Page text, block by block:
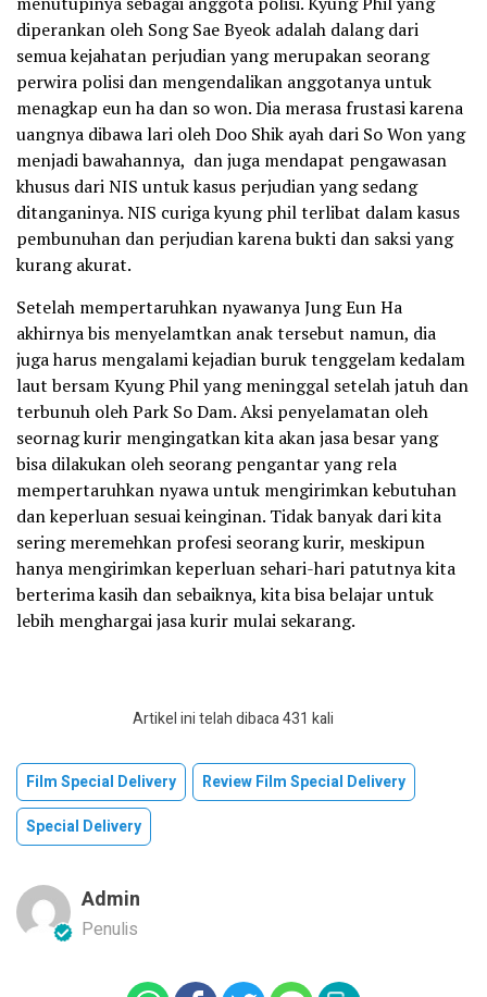
diperankan oleh Song Sae Byeok adalah dalang dari
semua kejahatan perjudian yang merupakan seorang
perwira polisi dan mengendalikan anggotanya untuk
menagkap eun ha dan so won. Dia merasa frustasi karena
uangnya dibawa lari oleh Doo Shik ayah dari So Won yang
menjadi bawahannya, dan juga mendapat pengawasan
khusus dari NIS untuk kasus perjudian yang sedang
ditanganinya. NIS curiga kyung phil terlibat dalam kasus
pembunuhan dan perjudian karena bukti dan saksi yang
kurang akurat.
Setelah mempertaruhkan nyawanya Jung Eun Ha
akhirnya bis menyelamtkan anak tersebut namun, dia
juga harus mengalami kejadian buruk tenggelam kedalam
laut bersam Kyung Phil yang meninggal setelah jatuh dan
terbunuh oleh Park So Dam. Aksi penyelamatan oleh
seornag kurir mengingatkan kita akan jasa besar yang
bisa dilakukan oleh seorang pengantar yang rela
mempertaruhkan nyawa untuk mengirimkan kebutuhan
dan keperluan sesuai keinginan. Tidak banyak dari kita
sering meremehkan profesi seorang kurir, meskipun
hanya mengirimkan keperluan sehari-hari patutnya kita
berterima kasih dan sebaiknya, kita bisa belajar untuk
lebih menghargai jasa kurir mulai sekarang.
Artikel ini telah dibaca 431 kali
Film Special Delivery
Review Film Special Delivery
Special Delivery
Admin
Penulis